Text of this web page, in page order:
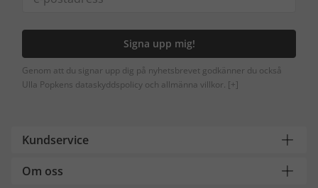
Signa upp mig!
Genom att du signar upp dig på nyhetsbrevet godkänner du också
Ulla Popkens dataskyddspolicy och allmänna villkor. [+]
Kundservice
Om oss